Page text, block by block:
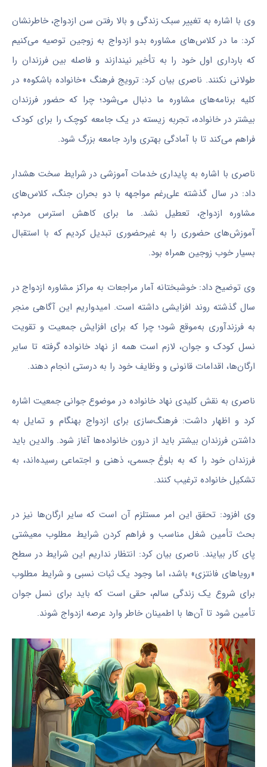
وی با اشاره به تغییر سبک زندگی و بالا رفتن سن ازدواج، خاطرنشان
کرد: ما در کلاس‌های مشاوره بدو ازدواج به زوجین توصیه می‌کنیم
که بارداری اول خود را به تأخیر نیندازند و فاصله بین فرزندان را
طولانی نکنند. ناصری بیان کرد: ترویج فرهنگ «خانواده باشکوه» در
کلیه برنامه‌های مشاوره ما دنبال می‌شود؛ چرا که حضور فرزندان
بیشتر در خانواده، تجربه زیسته در یک جامعه کوچک را برای کودک
فراهم می‌کند تا با آمادگی بهتری وارد جامعه بزرگ شود.
ناصری با اشاره به پایداری خدمات آموزشی در شرایط سخت هشدار
داد: در سال گذشته علی‌رغم مواجهه با دو بحران جنگ، کلاس‌های
مشاوره ازدواج، تعطیل نشد. ما برای کاهش استرس مردم،
آموزش‌های حضوری را به غیرحضوری تبدیل کردیم که با استقبال
بسیار خوب زوجین همراه بود.
وی توضیح داد: خوشبختانه آمار مراجعات به مراکز مشاوره ازدواج در
سال گذشته روند افزایشی داشته است. امیدواریم این آگاهی منجر
به فرزندآوری به‌موقع شود؛ چرا که برای افزایش جمعیت و تقویت
نسل کودک و جوان، لازم است همه از نهاد خانواده گرفته تا سایر
ارگان‌ها، اقدامات قانونی و وظایف خود را به درستی انجام دهند.
ناصری به نقش کلیدی نهاد خانواده در موضوع جوانی جمعیت اشاره
کرد و اظهار داشت: فرهنگ‌سازی برای ازدواج بهنگام و تمایل به
داشتن فرزندان بیشتر باید از درون خانواده‌ها آغاز شود. والدین باید
فرزندان خود را که به بلوغ جسمی، ذهنی و اجتماعی رسیده‌اند، به
تشکیل خانواده ترغیب کنند.
وی افزود: تحقق این امر مستلزم آن است که سایر ارگان‌ها نیز در
بحث تأمین شغل مناسب و فراهم کردن شرایط مطلوب معیشتی
پای کار بیایند. ناصری بیان کرد: انتظار نداریم این شرایط در سطح
«رویاهای فانتزی» باشد، اما وجود یک ثبات نسبی و شرایط مطلوب
برای شروع یک زندگی سالم، حقی است که باید برای نسل جوان
تأمین شود تا آن‌ها با اطمینان خاطر وارد عرصه ازدواج شوند.